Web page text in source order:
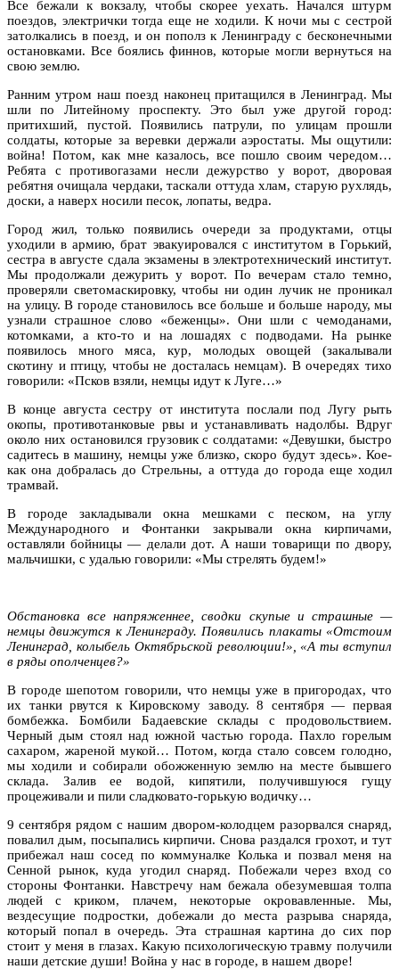
Все бежали к вокзалу, чтобы скорее уехать. Начался штурм
поездов, электрички тогда еще не ходили. К ночи мы с сестрой
затолкались в поезд, и он пополз к Ленинграду с бесконечными
остановками. Все боялись финнов, которые могли вернуться на
свою землю.
Ранним утром наш поезд наконец притащился в Ленинград. Мы
шли по Литейному проспекту. Это был уже другой город:
притихший, пустой. Появились патрули, по улицам прошли
солдаты, которые за веревки держали аэростаты. Мы ощутили:
война! Потом, как мне казалось, все пошло своим чередом…
Ребята с противогазами несли дежурство у ворот, дворовая
ребятня очищала чердаки, таскали оттуда хлам, старую рухлядь,
доски, а наверх носили песок, лопаты, ведра.
Город жил, только появились очереди за продуктами, отцы
уходили в армию, брат эвакуировался с институтом в Горький,
сестра в августе сдала экзамены в электротехнический институт.
Мы продолжали дежурить у ворот. По вечерам стало темно,
проверяли светомаскировку, чтобы ни один лучик не проникал
на улицу. В городе становилось все больше и больше народу, мы
узнали страшное слово «беженцы». Они шли с чемоданами,
котомками, а кто-то и на лошадях с подводами. На рынке
появилось много мяса, кур, молодых овощей (закалывали
скотину и птицу, чтобы не досталась немцам). В очередях тихо
говорили: «Псков взяли, немцы идут к Луге…»
В конце августа сестру от института послали под Лугу рыть
окопы, противотанковые рвы и устанавливать надолбы. Вдруг
около них остановился грузовик с солдатами: «Девушки, быстро
садитесь в машину, немцы уже близко, скоро будут здесь». Кое-
как она добралась до Стрельны, а оттуда до города еще ходил
трамвай.
В городе закладывали окна мешками с песком, на углу
Международного и Фонтанки закрывали окна кирпичами,
оставляли бойницы — делали дот. А наши товарищи по двору,
мальчишки, с удалью говорили: «Мы стрелять будем!»
Обстановка все напряженнее, сводки скупые и страшные —
немцы движутся к Ленинграду. Появились плакаты «Отстоим
Ленинград, колыбель Октябрьской революции!», «А ты вступил
в ряды ополченцев?»
В городе шепотом говорили, что немцы уже в пригородах, что
их танки рвутся к Кировскому заводу. 8 сентября — первая
бомбежка. Бомбили Бадаевские склады с продовольствием.
Черный дым стоял над южной частью города. Пахло горелым
сахаром, жареной мукой… Потом, когда стало совсем голодно,
мы ходили и собирали обожженную землю на месте бывшего
склада. Залив ее водой, кипятили, получившуюся гущу
процеживали и пили сладковато-горькую водичку…
9 сентября рядом с нашим двором-колодцем разорвался снаряд,
повалил дым, посыпались кирпичи. Снова раздался грохот, и тут
прибежал наш сосед по коммуналке Колька и позвал меня на
Сенной рынок, куда угодил снаряд. Побежали через вход со
стороны Фонтанки. Навстречу нам бежала обезумевшая толпа
людей с криком, плачем, некоторые окровавленные. Мы,
вездесущие подростки, добежали до места разрыва снаряда,
который попал в очередь. Эта страшная картина до сих пор
стоит у меня в глазах. Какую психологическую травму получили
наши детские души! Война у нас в городе, в нашем дворе!